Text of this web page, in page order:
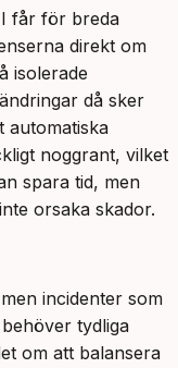
får för breda
direkt om
isolerade
då sker
automatiska
noggrant, vilket
spara tid, men
orsaka skador.
incidenter som
tydliga
om att balansera